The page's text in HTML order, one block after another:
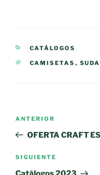
CATEGORÍAS
CATÁLOGOS
ETIQUETAS
CAMISETAS ,
entradas
Entrada
anterior:
ANTERIOR
OFERTA CRAFT
Siguiente
entrada
SIGUIENTE